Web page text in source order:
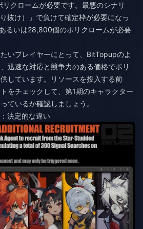
クロームが必要です。最悪のシナリ
抜け）」で負けて確定枠が必要になっ
るいは28,800個のポリクロームが必要
いプレイヤーにとって、BitTopupのよ
迅速な対応と競争力のある価格でポリ
しています。リソースを投入する前
をチェックして、第1期のキャラクター
ているか確認しましょう。
決定的な違い